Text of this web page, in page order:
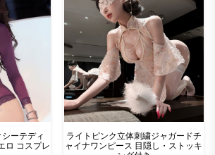
シーテディ
ロ コスプレ
ライトピンク立体刺繍ジャガードチ
ャイナワンピース 目隠し・ストッキ